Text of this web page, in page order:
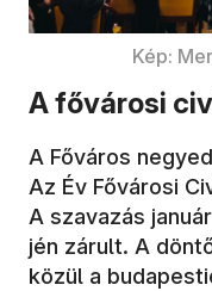
Kép:
A fővárosi
A Főváros
Az Év Fővárosi
A szavazás
jén zárult. A
közül a